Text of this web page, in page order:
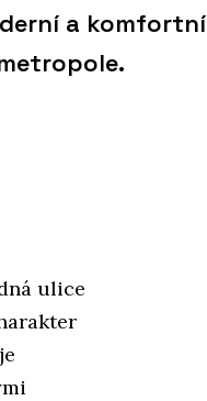
a komfortní
ulice